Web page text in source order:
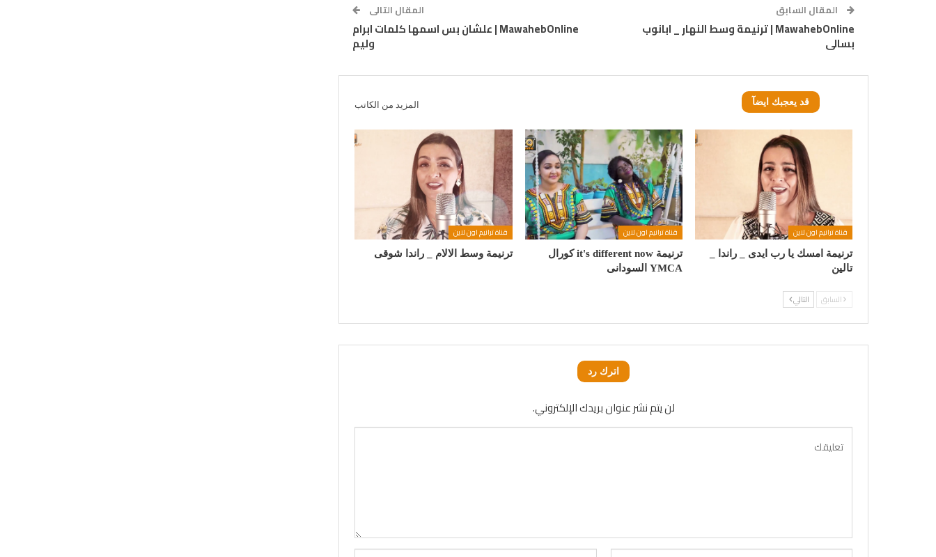
المقال السابق
MawahebOnline | ترنيمة وسط النهار _ ابانوب
بسالى
المقال التالى
MawahebOnline | علشان بس اسمها كلمات ابرام
وليم
قد يعجبك ايضآ المزيد من الكاتب
قناة ترانيم اون لاين
ترنيمة امسك يا رب ايدى _ راندا _
تالين
قناة ترانيم اون لاين
ترنيمة it's different now كورال
YMCA السودانى
قناة ترانيم اون لاين
ترنيمة وسط الالام _ راندا شوقى
السابق التالي
اترك رد
لن يتم نشر عنوان بريدك الإلكتروني.